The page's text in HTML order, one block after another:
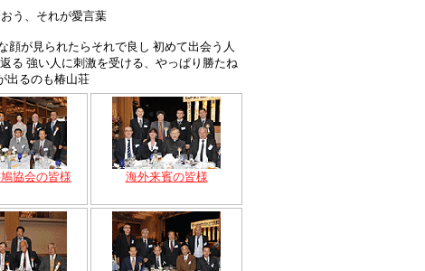
う、それが愛言葉
顔が見られたらそれで良し 初めて出会う人
る 強い人に刺激を受ける、やっぱり勝たね
出るのも椿山荘
協会の皆様 海外来賓の皆様